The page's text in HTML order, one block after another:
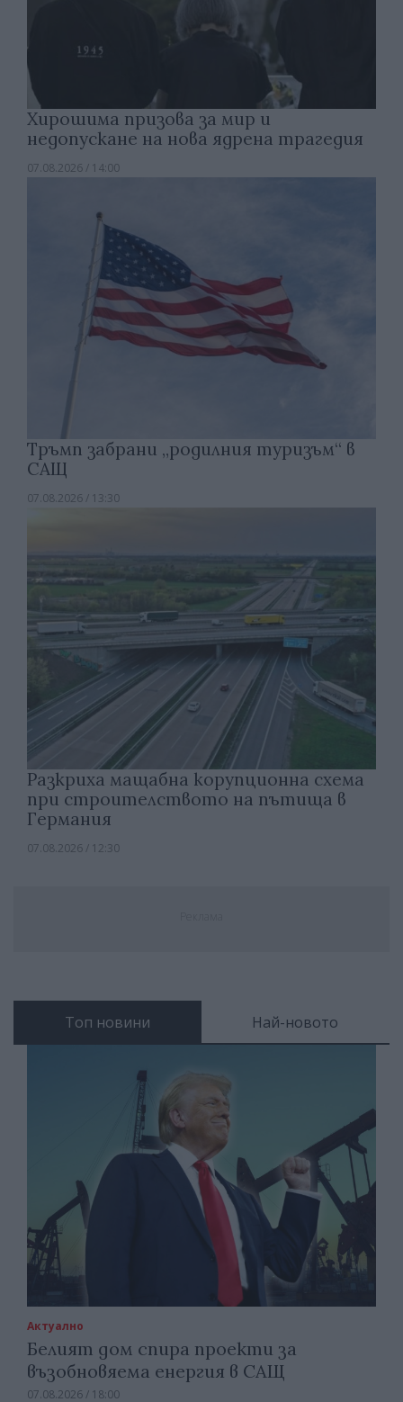
Хирошима призова за мир и
недопускане на нова ядрена трагедия
07.08.2026 / 14:00
Тръмп забрани „родилния туризъм“ в
САЩ
07.08.2026 / 13:30
Разкриха мащабна корупционна схема
при строителството на пътища в
Германия
07.08.2026 / 12:30
Топ новини Най-новото
Актуално
Белият дом спира проекти за
възобновяема енергия в САЩ
07.08.2026 / 18:00